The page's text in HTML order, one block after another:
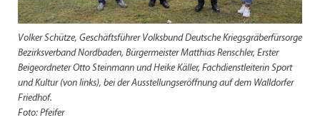
Volker Schütze‚ Geschäftsführer Volksbund Deutsche Kriegsgräberfürsorge
Bezirksverband Nordbaden, Bürgermeister Matthias Renschler, Erster
Beigeordneter Otto Steinmann und Heike Käller, Fachdienstleiterin Sport
und Kultur (von links)‚ bei der Ausstellungseröffnung auf dem Walldorfer
Friedhof.
Foto: Pfeifer